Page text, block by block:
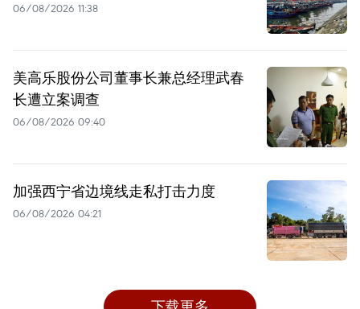
06/08/2026 11:38
美高乐股份公司董事长兼总经理武春
长遭立案调查
06/08/2026 09:40
加强西宁省边境线走私打击力度
06/08/2026 04:21